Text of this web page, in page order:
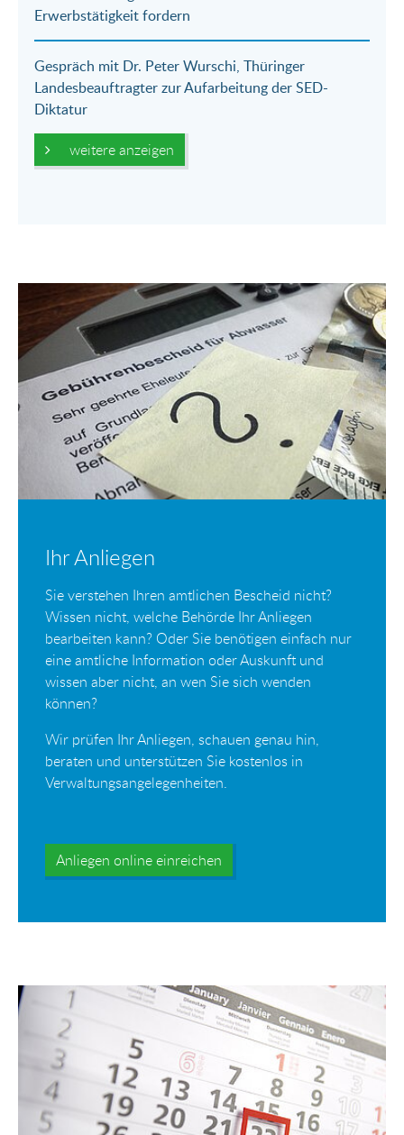
Erwerbstätigkeit fordern
Gespräch mit Dr. Peter Wurschi, Thüringer
Landesbeauftragter zur Aufarbeitung der SED-
Diktatur
weitere anzeigen
Ihr Anliegen
Sie verstehen Ihren amtlichen Bescheid nicht?
Wissen nicht, welche Behörde Ihr Anliegen
bearbeiten kann? Oder Sie benötigen einfach nur
eine amtliche Information oder Auskunft und
wissen aber nicht, an wen Sie sich wenden
können?
Wir prüfen Ihr Anliegen, schauen genau hin,
beraten und unterstützen Sie kostenlos in
Verwaltungsangelegenheiten.
Anliegen online einreichen